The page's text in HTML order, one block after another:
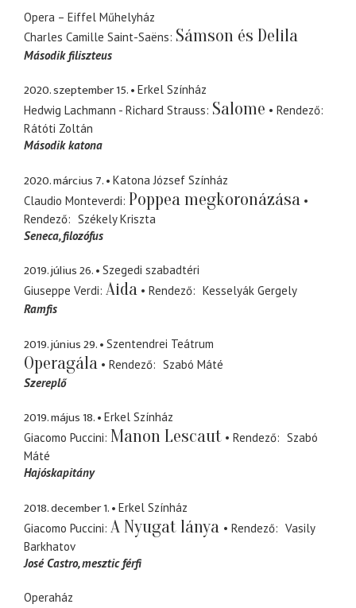
Opera – Eiffel Műhelyház
Charles Camille Saint-Saëns Sámson és Delila
Második filiszteus
2020. szeptember 15.
Erkel Színház
Hedwig Lachmann - Richard Strauss Salome
Rendező
Rátóti Zoltán
Második katona
2020. március 7.
Katona József Színház
Claudio Monteverdi Poppea megkoronázása
Rendező
Székely Kriszta
Seneca filozófus
2019. július 26.
Szegedi szabadtéri
Giuseppe Verdi Aida Rendező
Kesselyák Gergely
Ramfis
2019. június 29. Szentendrei Teátrum
Operagála Rendező
Szabó Máté
Szereplő
2019. május 18.
Erkel Színház
Giacomo Puccini Manon Lescaut Rendező
Szabó
Máté
Hajóskapitány
2018. december 1.
Erkel Színház
Giacomo Puccini A Nyugat lánya Rendező
Vasily
Barkhatov
José Castro mesztic férfi
Operaház